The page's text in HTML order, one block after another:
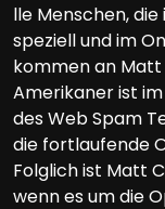
lle Menschen,
speziell und im
kommen an
Amerikaner ist
des Web Spam
die fortlaufende
Folglich ist Matt
wenn es um die